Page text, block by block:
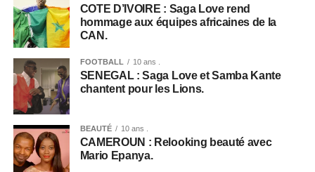
COTE D’IVOIRE : Saga Love rend
hommage aux équipes africaines de la
CAN.
FOOTBALL 10 ans .
SENEGAL : Saga Love et Samba Kante
chantent pour les Lions.
BEAUTÉ 10 ans .
CAMEROUN : Relooking beauté avec
Mario Epanya.